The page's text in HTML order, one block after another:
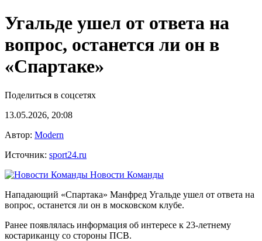
Угальде ушел от ответа на
вопрос, останется ли он в
«Спартаке»
Поделиться в соцсетях
13.05.2026, 20:08
Автор: Modern
Источник: sport24.ru
Новости Команды
Нападающий «Спартака» Манфред Угальде ушел от ответа на
вопрос, останется ли он в московском клубе.
Ранее появлялась информация об интересе к 23-летнему
костариканцу со стороны ПСВ.